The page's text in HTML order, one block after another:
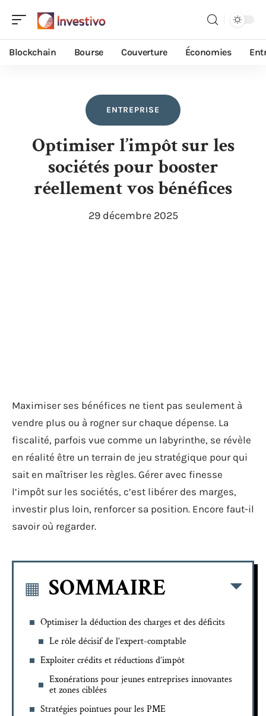
Blockchain Bourse Couverture Économies
ENTREPRISE
Optimiser l’impôt sur les
sociétés pour booster
réellement vos bénéfices
29 décembre 2025
Maximiser ses bénéfices ne tient pas seulement à
vendre plus ou à rogner sur chaque dépense. La
fiscalité, parfois vue comme un labyrinthe, se révèle
en réalité être un terrain de jeu stratégique pour qui
sait en maîtriser les règles. Gérer avec finesse
l’impôt sur les sociétés, c’est libérer des marges,
investir plus loin, renforcer sa position. Encore faut-il
savoir où regarder.
SOMMAIRE
Optimiser la déduction des charges et des déficits
Le rôle décisif de l’expert-comptable
Exploiter crédits et réductions d’impôt
Exonérations pour jeunes entreprises innovantes
et zones ciblées
Stratégies pointues pour les PME